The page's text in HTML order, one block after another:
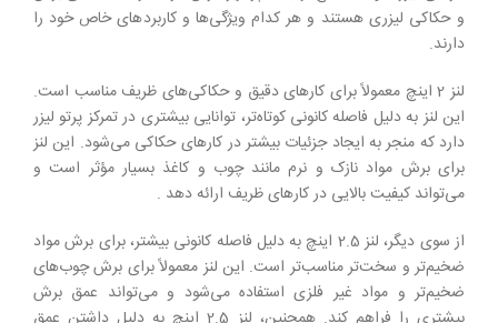
و حکاکی لیزری هستند و هر کدام ویژگی‌ها و کاربردهای خاص خود را
دارند.
لنز 2 اینچ معمولاً برای کارهای دقیق و حکاکی‌های ظریف مناسب است.
این لنز به دلیل فاصله کانونی کوتاه‌تر، توانایی بیشتری در تمرکز پرتو لیزر
دارد که منجر به ایجاد جزئیات بیشتر در کارهای حکاکی می‌شود. این لنز
برای برش مواد نازک و نرم مانند چوب و کاغذ بسیار مؤثر است و
می‌تواند کیفیت بالایی در کارهای ظریف ارائه دهد .
از سوی دیگر، لنز 2.5 اینچ به دلیل فاصله کانونی بیشتر، برای برش مواد
ضخیم‌تر و سخت‌تر مناسب‌تر است. این لنز معمولاً برای برش چوب‌های
ضخیم‌تر و مواد غیر فلزی استفاده می‌شود و می‌تواند عمق برش